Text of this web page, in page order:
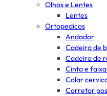
Olhos e Lentes
Lentes
Ortopedicos
Andador
Cadeira de
Cadeira de
Cinta e
Colar
Corretor